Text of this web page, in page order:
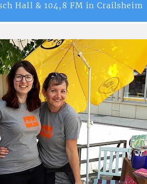
Hall & 104,8 FM in Crailsheim